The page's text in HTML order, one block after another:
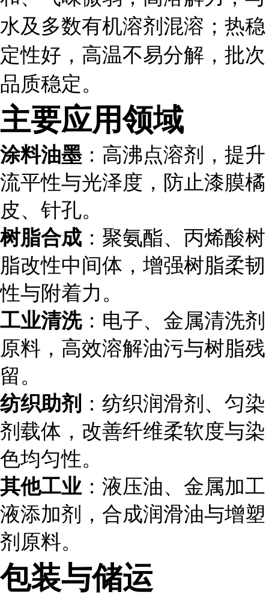
水及多数有机溶剂混溶；热稳
定性好，高温不易分解，批次
品质稳定。
主要应用领域
涂料油墨 ：高沸点溶剂，提升
流平性与光泽度，防止漆膜橘
皮、针孔。
树脂合成 ：聚氨酯、丙烯酸树
脂改性中间体，增强树脂柔韧
性与附着力。
工业清洗：电子、金属清洗剂
原料，高效溶解油污与树脂残
留。
纺织助剂 ：纺织润滑剂、匀染
剂载体，改善纤维柔软度与染
色均匀性。
其他工业 ：液压油、金属加工
液添加剂，合成润滑油与增塑
剂原料。
包装与储运